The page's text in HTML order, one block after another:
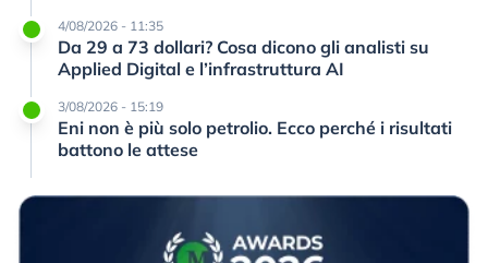
4/08/2026 - 11:35
Da 29 a 73 dollari? Cosa dicono gli analisti su
Applied Digital e l’infrastruttura AI
3/08/2026 - 15:19
Eni non è più solo petrolio. Ecco perché i risultati
battono le attese